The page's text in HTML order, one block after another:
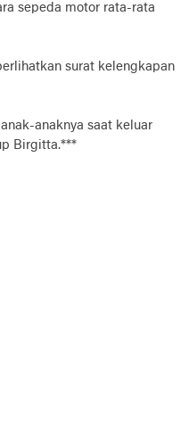
sepeda motor rata-rata
surat kelengkapan
anaknya saat keluar
Birgitta.***